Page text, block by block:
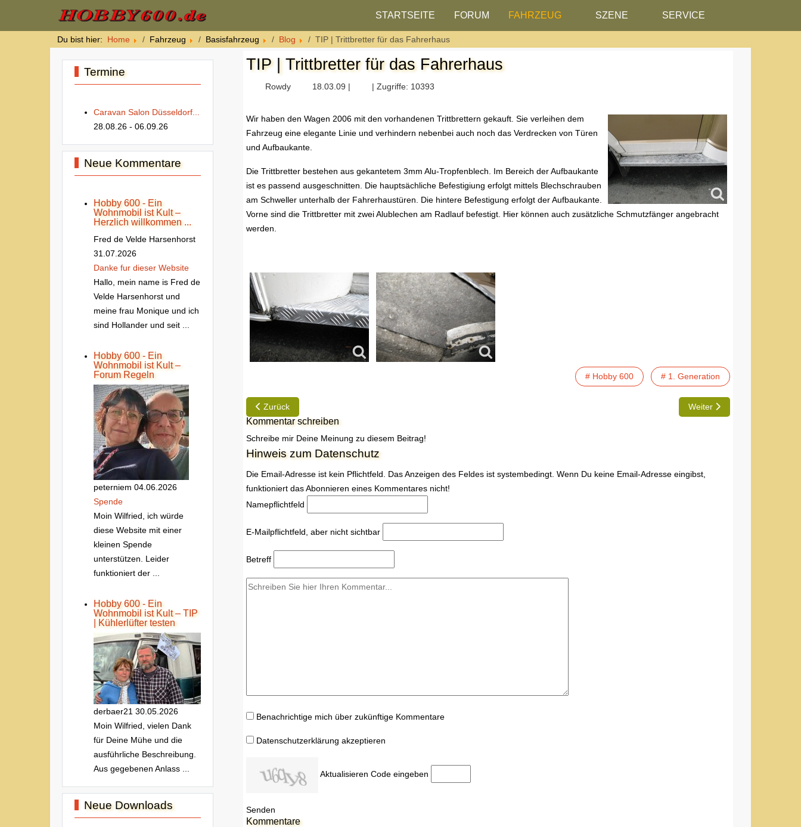
STARTSEITE FORUM FAHRZEUG SZENE SERVICE
Du bist hier: Home Fahrzeug Basisfahrzeug Blog TIP | Trittbretter für das Fahrerhaus
Termine
Caravan Salon Düsseldorf...
28.08.26 - 06.09.26
Neue Kommentare
Hobby 600 - Ein
Wohnmobil ist Kult –
Herzlich willkommen ...
Fred de Velde Harsenhorst
31.07.2026
Danke fur dieser Website
Hallo, mein name is Fred de
Velde Harsenhorst und
meine frau Monique und ich
sind Hollander und seit ...
Hobby 600 - Ein
Wohnmobil ist Kult –
Forum Regeln
peterniem 04.06.2026
Spende
Moin Wilfried, ich würde
diese Website mit einer
kleinen Spende
unterstützen. Leider
funktioniert der ...
Hobby 600 - Ein
Wohnmobil ist Kult – TIP
| Kühlerlüfter testen
derbaer21 30.05.2026
Moin Wilfried, vielen Dank
für Deine Mühe und die
ausführliche Beschreibung.
Aus gegebenen Anlass ...
Neue Downloads
TIP | Trittbretter für das Fahrerhaus
Rowdy 18.03.09 | | Zugriffe: 10393
Wir haben den Wagen 2006 mit den vorhandenen Trittbrettern gekauft. Sie verleihen dem
Fahrzeug eine elegante Linie und verhindern nebenbei auch noch das Verdrecken von Türen
und Aufbaukante.
Die Trittbretter bestehen aus gekantetem 3mm Alu-Tropfenblech. Im Bereich der Aufbaukante
ist es passend ausgeschnitten. Die hauptsächliche Befestigiung erfolgt mittels Blechschrauben
am Schweller unterhalb der Fahrerhaustüren. Die hintere Befestigung erfolgt der Aufbaukante.
Vorne sind die Trittbretter mit zwei Alublechen am Radlauf befestigt. Hier können auch zusätzliche Schmutzfänger angebracht
werden.
# Hobby 600 # 1. Generation
Vorheriger Beitrag: TIP | Trittbretter für das Fahrerhaus - II
Zurück Nächster Beitrag: TIP |
Weiter
Kommentar schreiben
Schreibe mir Deine Meinung zu diesem Beitrag!
Hinweis zum Datenschutz
Die Email-Adresse ist kein Pflichtfeld. Das Anzeigen des Feldes ist systembedingt. Wenn Du keine Email-Adresse eingibst,
funktioniert das Abonnieren eines Kommentares nicht!
Namepflichtfeld
E-Mailpflichtfeld, aber nicht sichtbar
Betreff
Benachrichtige mich über zukünftige Kommentare
Datenschutzerklärung akzeptieren
Aktualisieren Code eingeben
Senden
Kommentare